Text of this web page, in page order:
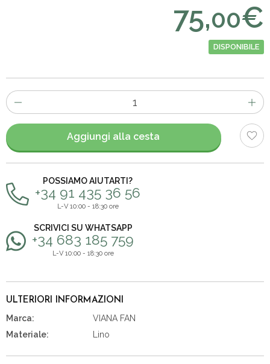
75,00€
DISPONIBILE
Numero
di
articoli
Aggiungi alla cesta
POSSIAMO AIUTARTI?
+34 91 435 36 56
L-V 10:00 - 18:30 ore
SCRIVICI SU WHATSAPP
+34 683 185 759
L-V 10:00 - 18:30 ore
ULTERIORI INFORMAZIONI
Marca:
VIANA FAN
Materiale:
Lino